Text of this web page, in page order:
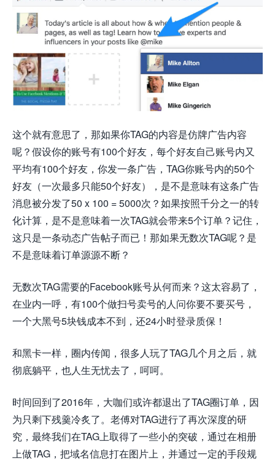
这个就有意思了，那如果你TAG的内容是仿牌广告内容
呢？假设你的账号有100个好友，每个好友自己账号内又
平均有100个好友，你发一条广告，TAG你账号内的50个
好友（一次最多只能50个好友），是不是意味有这条广告
消息被分发了50 x 100 = 5000次？如果按照千分之一的转
化计算，是不是意味着一次TAG就会带来5个订单？记住，
这只是一条动态广告帖子而已！那如果无数次TAG呢？是
不是意味着订单源源不断？
无数次TAG需要的Facebook账号从何而来？这太容易了，
在业内一呼，有100个做扫号卖号的人问你要不要买号，
一个大黑号5块钱成本不到，还24小时登录质保！
和黑卡一样，圈内传闻，很多人玩了TAG几个月之后，就
彻底躺平，也人生无忧去了，呵呵。
时间回到了2016年，大咖们或许都退出了TAG圈订单，因
为只剩下残羹冷炙了。老傅对TAG进行了再次深度的研
究，最终我们在TAG上取得了一些小的突破，通过在相册
上做TAG，把域名信息打在图片上，并通过一定的手段规